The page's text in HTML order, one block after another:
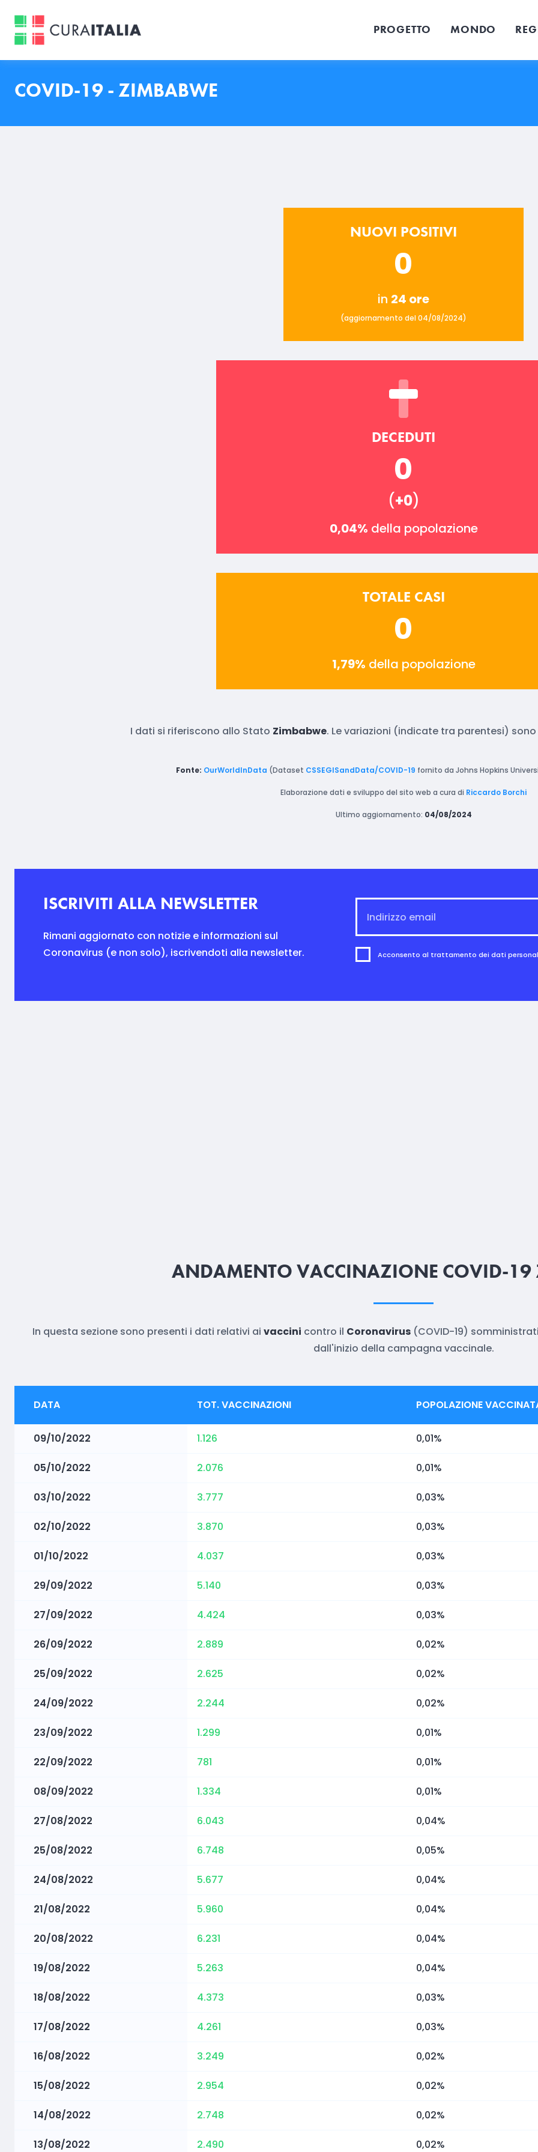
PROGETTO MONDO
COVID-19 - ZIMBABWE
NUOVI POSITIVI
0
in 24 ore
(aggiornamento del 04/08/2024)
DECEDUTI
0
(+0)
0,04% della popolazione
TOTALE CASI
0
1,79% della popolazione
I dati si riferiscono allo Stato Zimbabwe. Le variazioni (indicate tra parentesi)
Fonte: OurWorldInData (Dataset CSSEGISandData/COVID-19 fornito da Johns Hopkins
Elaborazione dati e sviluppo del sito web a cura di Riccardo Borchi
Ultimo aggiornamento: 04/08/2024
ISCRIVITI ALLA NEWSLETTER
Rimani aggiornato con notizie e informazioni sul
Coronavirus (e non solo), iscrivendoti alla newsletter.
Acconsento al trattamento dei dati
ANDAMENTO VACCINAZIONE COVID-19
In questa sezione sono presenti i dati relativi ai vaccini contro il Coronavirus(COVID-19)
dall'inizio della campagna vaccinale.
DATA TOT. VACCINAZIONI POPOLAZIONE
09/10/2022 1.126 0,01%
05/10/2022 2.076 0,01%
03/10/2022 3.777 0,03%
02/10/2022 3.870 0,03%
01/10/2022 4.037 0,03%
29/09/2022 5.140 0,03%
27/09/2022 4.424 0,03%
26/09/2022 2.889 0,02%
25/09/2022 2.625 0,02%
24/09/2022 2.244 0,02%
23/09/2022 1.299 0,01%
22/09/2022 781 0,01%
08/09/2022 1.334 0,01%
27/08/2022 6.043 0,04%
25/08/2022 6.748 0,05%
24/08/2022 5.677 0,04%
21/08/2022 5.960 0,04%
20/08/2022 6.231 0,04%
19/08/2022 5.263 0,04%
18/08/2022 4.373 0,03%
17/08/2022 4.261 0,03%
16/08/2022 3.249 0,02%
15/08/2022 2.954 0,02%
14/08/2022 2.748 0,02%
13/08/2022 2.490 0,02%